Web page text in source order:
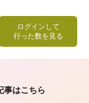
ログインして
行った数を見る
事はこちら